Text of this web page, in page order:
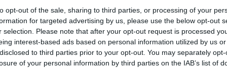
opt-out of the sale, sharing to third parties, or processing of your
for targeted advertising by us, please use the below opt-out
selection. Please note that after your opt-out request is processed
interest-based ads based on personal information utilized by us
to third parties prior to your opt-out. You may separately
of your personal information by third parties on the IAB’s list of
τη συνήθη στάθμη του, πλημμυρίζοντας τις
την κυκλοφορία των ποδηλάτων και τους
της πρωτεύουσας.